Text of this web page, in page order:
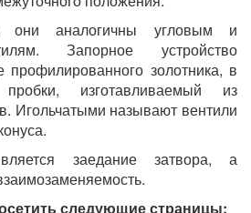
они аналогичны угловым и
Запорное устройство
профилированного золотника, в
изготавливаемый из
Игольчатыми называют вентили
заедание затвора, а
следующие страницы: